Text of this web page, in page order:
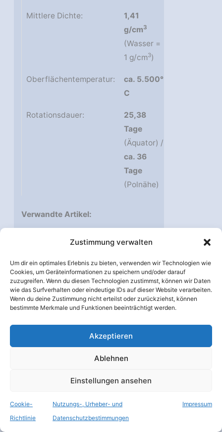
Zustimmung verwalten
Um dir ein optimales Erlebnis zu bieten, verwenden wir Technologien wie
Cookies, um Geräteinformationen zu speichern und/oder darauf
zuzugreifen. Wenn du diesen Technologien zustimmst, können wir Daten
wie das Surfverhalten oder eindeutige IDs auf dieser Website verarbeiten.
Wenn du deine Zustimmung nicht erteilst oder zurückziehst, können
bestimmte Merkmale und Funktionen beeinträchtigt werden.
Akzeptieren
Ablehnen
Einstellungen ansehen
Cookie-
Richtlinie
Nutzungs-, Urheber- und
Datenschutzbestimmungen
Impressum
Mittlere Dichte:
1,41
g/cm3
(Wasser =
1 g/cm3)
Oberflächentemperatur:
ca. 5.500°
C
Rotationsdauer:
25,38
Tage
(Äquator) /
ca. 36
Tage
(Polnähe)
Verwandte Artikel:
Es stürmt die Sonne
Verwandte Webseiten:
HESSI-Homepage (englisch)
Genesis-Homepage der NASA
Ulysses-Homepage der ESA
Die Neun Planeten:Sonne
Solarviews.com